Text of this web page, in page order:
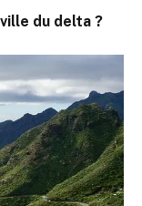
du delta ?